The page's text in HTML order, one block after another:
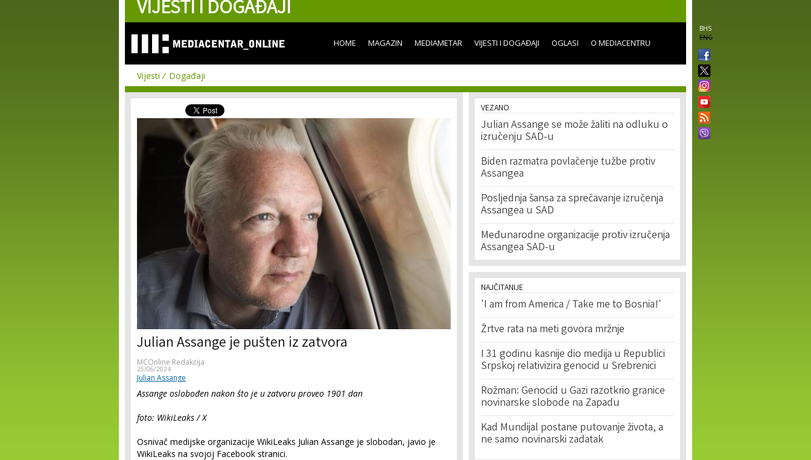
content
VIJESTI I DOGAĐAJI
BHS
ENG
HOME MAGAZIN MEDIAMETAR VIJESTI I DOGAĐAJI OGLASI O MEDIACENTRU
Vijesti Događaji
Julian Assange je pušten iz zatvora
MCOnline Redakcija
25/06/2024
Julian Assange
Assange oslobođen nakon što je u zatvoru proveo 1901 dan
foto: WikiLeaks / X
Osnivač medijske organizacije WikiLeaks Julian Assange je slobodan, javio je
WikiLeaks na svojoj Facebook stranici.
VEZANO
Julian Assange se može žaliti na odluku o
izručenju SAD-u
Biden razmatra povlačenje tužbe protiv
Assangea
Posljednja šansa za sprečavanje izručenja
Assangea u SAD
Međunarodne organizacije protiv izručenja
Assangea SAD-u
NAJČITANIJE
'I am from America / Take me to Bosnia!'
Žrtve rata na meti govora mržnje
I 31 godinu kasnije dio medija u Republici
Srpskoj relativizira genocid u Srebrenici
Rožman: Genocid u Gazi razotkrio granice
novinarske slobode na Zapadu
Kad Mundijal postane putovanje života, a
ne samo novinarski zadatak